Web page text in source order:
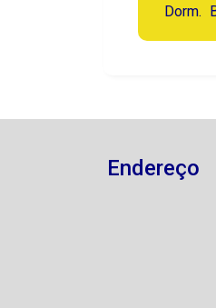
CHURRASQUEIRA.
Dorm.
Endereço